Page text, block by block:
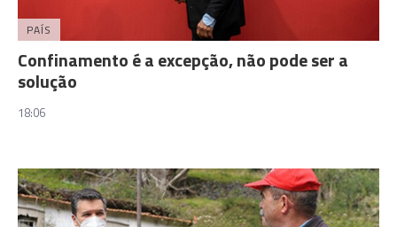
PAÍS
Confinamento é a excepção, não pode ser a
solução
18:06